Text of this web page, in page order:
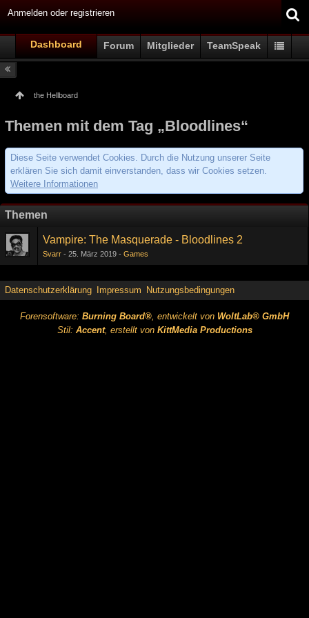
Anmelden oder registrieren
Dashboard Forum Mitglieder TeamSpeak
the Hellboard
Themen mit dem Tag „Bloodlines“
Diese Seite verwendet Cookies. Durch die Nutzung unserer Seite
erklären Sie sich damit einverstanden, dass wir Cookies setzen.
Weitere Informationen
Themen
Vampire: The Masquerade - Bloodlines 2
Svarr 25. März 2019 Games
Datenschutzerklärung Impressum Nutzungsbedingungen
Forensoftware: Burning Board®, entwickelt von WoltLab® GmbH
Stil: Accent, erstellt von KittMedia Productions